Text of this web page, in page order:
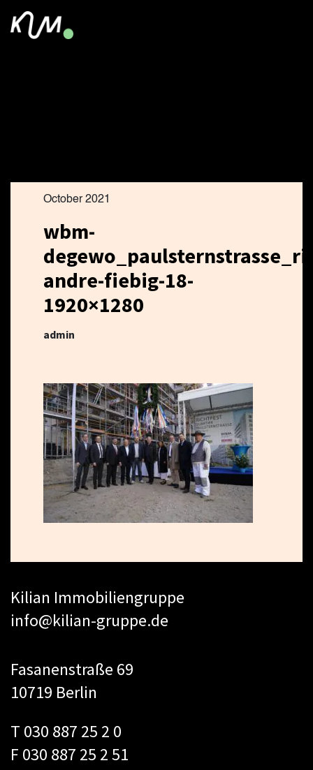
October 2021
wbm-
andre-fiebig-18-
1920×1280
admin
Kilian Immobiliengruppe
info@kilian-gruppe.de
Fasanenstraße 69
10719 Berlin
T 030 887 25 2 0
F 030 887 25 2 51